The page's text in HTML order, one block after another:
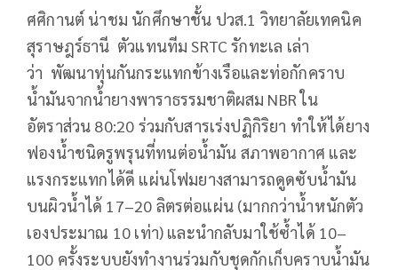
ศศิกานต์ น่าชม นักศึกษาชั้น ปวส.1 วิทยาลัยเทคนิค
สุราษฎร์ธานี ตัวแทนทีม SRTC รักทะเล เล่า
ว่า พัฒนาทุ่นกันกระแทกข้างเรือและท่อกักคราบ
น้ำมันจากน้ำยางพาราธรรมชาติผสม NBR ใน
อัตราส่วน 80:20 ร่วมกับสารเร่งปฏิกิริยา ทำให้ได้ยาง
ฟองน้ำชนิดรูพรุนที่ทนต่อน้ำมัน สภาพอากาศ และ
แรงกระแทกได้ดี แผ่นโฟมยางสามารถดูดซับน้ำมัน
บนผิวน้ำได้ 17–20 ลิตรต่อแผ่น (มากกว่าน้ำหนักตัว
เองประมาณ 10 เท่า) และนำกลับมาใช้ซ้ำได้ 10–
100 ครั้งระบบยังทำงานร่วมกับชุดกักเก็บคราบน้ำมัน